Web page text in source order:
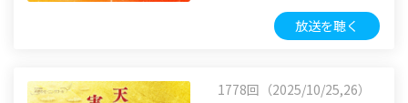
放送を聴く
1778回（2025/10/25,26）